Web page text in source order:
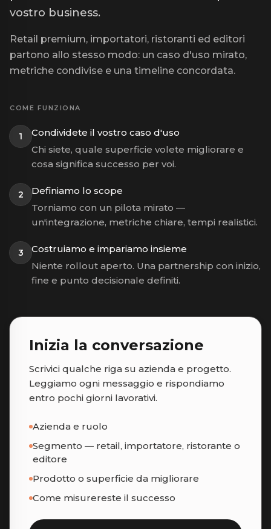
vostro business.
Retail premium, importatori, ristoranti ed editori
partono allo stesso modo: un caso d'uso mirato,
metriche condivise e una timeline concordata.
COME FUNZIONA
1
Condividete il vostro caso d'uso
Chi siete, quale superficie volete migliorare e
cosa significa successo per voi.
2
Definiamo lo scope
Torniamo con un pilota mirato —
un'integrazione, metriche chiare, tempi realistici.
3
Costruiamo e impariamo insieme
Niente rollout aperto. Una partnership con inizio,
fine e punto decisionale definiti.
Inizia la conversazione
Scrivici qualche riga su azienda e progetto.
Leggiamo ogni messaggio e rispondiamo
entro pochi giorni lavorativi.
Azienda e ruolo
Segmento — retail, importatore, ristorante o
editore
Prodotto o superficie da migliorare
Come misurereste il successo